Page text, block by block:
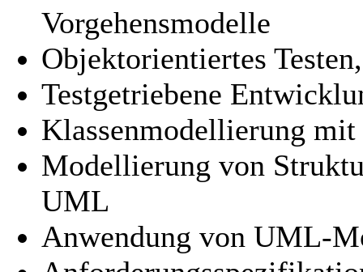
Vorgehensmodelle
Objektorientiertes
Testgetriebene
Klassenmodellierung
Modellierung von
UML
Anwendung von UML-